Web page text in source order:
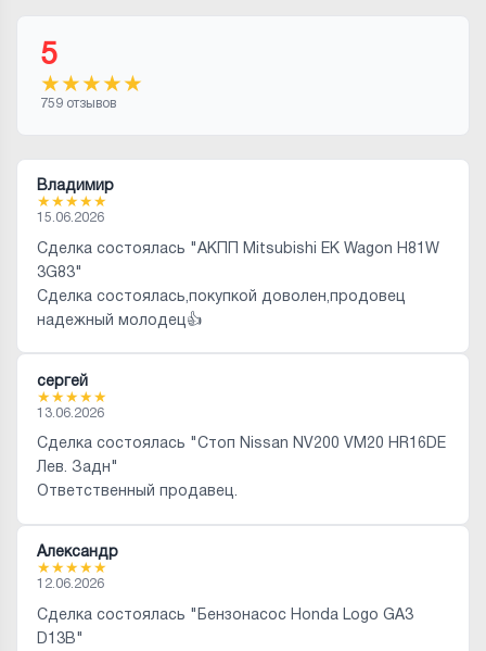
5
★★★★★
759 отзывов
Владимир
★★★★★
15.06.2026
Сделка состоялась "АКПП Mitsubishi EK Wagon H81W
3G83"
Сделка состоялась,покупкой доволен,продовец
надежный молодец👍
сергей
★★★★★
13.06.2026
Сделка состоялась "Стоп Nissan NV200 VM20 HR16DE
Лев. Задн"
Ответственный продавец.
Александр
★★★★★
12.06.2026
Сделка состоялась "Бензонасос Honda Logo GA3
D13B"